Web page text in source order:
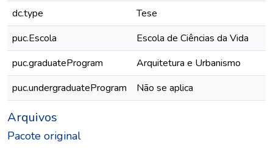
dc.type
Tese
puc.Escola
Escola de Ciências da Vida
puc.graduateProgram
Arquitetura e Urbanismo
puc.undergraduateProgram
Não se aplica
Arquivos
Pacote original